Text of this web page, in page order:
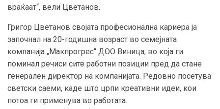
враќаат“, вели Цветанов.
Григор Цветанов својата професионална кариера ја
започнал на 20-годишна возраст во семејната
компанија „Макпрогрес“ ДОО Виница, во која ги
поминал речиси сите работни позиции пред да стане
генерален директор на компанијата. Редовно посетува
светски саеми, каде што црпи креативни идеи, кои
потоа ги применува во работата.